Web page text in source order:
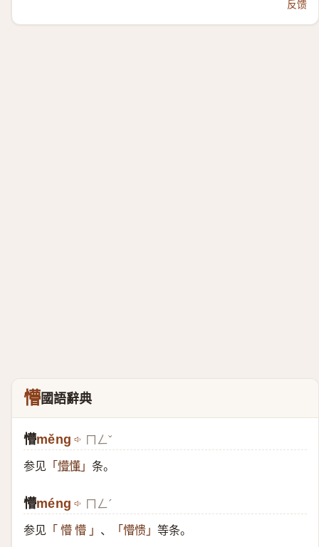
反馈
懵國語辭典
懵měng ㄇㄥˇ
参见 「 懵懂 」 条。
懵méng ㄇㄥˊ
参见 「 懵 懵 」 、 「懵愦」 等条。